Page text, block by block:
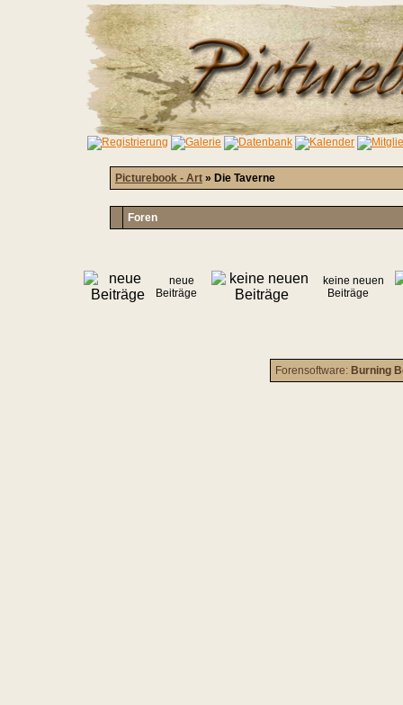
Picturebook - Art » Die Taverne
Foren
neue
Beiträge
keine neuen
Beiträge
Forensoftware: Burning